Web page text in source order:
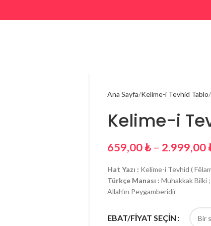
Ana Sayfa Kelime-i Tevhid Tablo
Kelime-i
659,00₺ – 2.999,00
Hat Yazı : Kelime-i Tevhid (
Türkçe Manası : Muhakkak Bilki
Allah’ın Peygamberidir
EBAT/FİYAT SEÇİN